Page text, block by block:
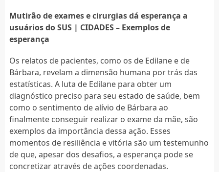
Mutirão de exames e cirurgias dá esperança a
usuários do SUS | CIDADES – Exemplos de
esperança
Os relatos de pacientes, como os de Edilane e de
Bárbara, revelam a dimensão humana por trás das
estatísticas. A luta de Edilane para obter um
diagnóstico preciso para seu estado de saúde, bem
como o sentimento de alívio de Bárbara ao
finalmente conseguir realizar o exame da mãe, são
exemplos da importância dessa ação. Esses
momentos de resiliência e vitória são um testemunho
de que, apesar dos desafios, a esperança pode se
concretizar através de ações coordenadas.